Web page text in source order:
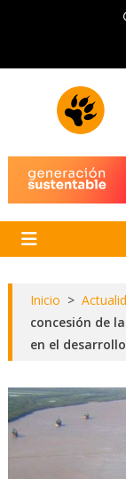
Inicio >
concesión de
en el